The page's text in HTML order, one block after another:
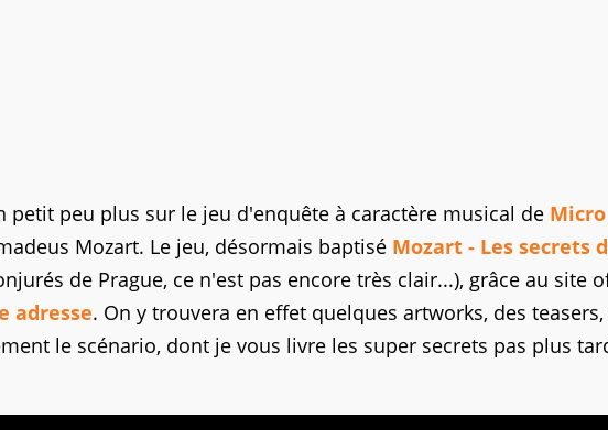
petit peu plus sur le jeu d'enquête à caractère musical de
Mozart. Le jeu, désormais baptisé Mozart - Les secrets
de Prague, ce n'est pas encore très clair...), grâce au site
adresse. On y trouvera en effet quelques artworks, des teasers,
le scénario, dont je vous livre les super secrets pas plus